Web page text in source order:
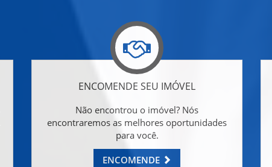
ENCOMENDE SEU IMÓVEL
Não encontrou o imóvel? Nós
encontraremos as melhores oportunidades
para você.
ENCOMENDE